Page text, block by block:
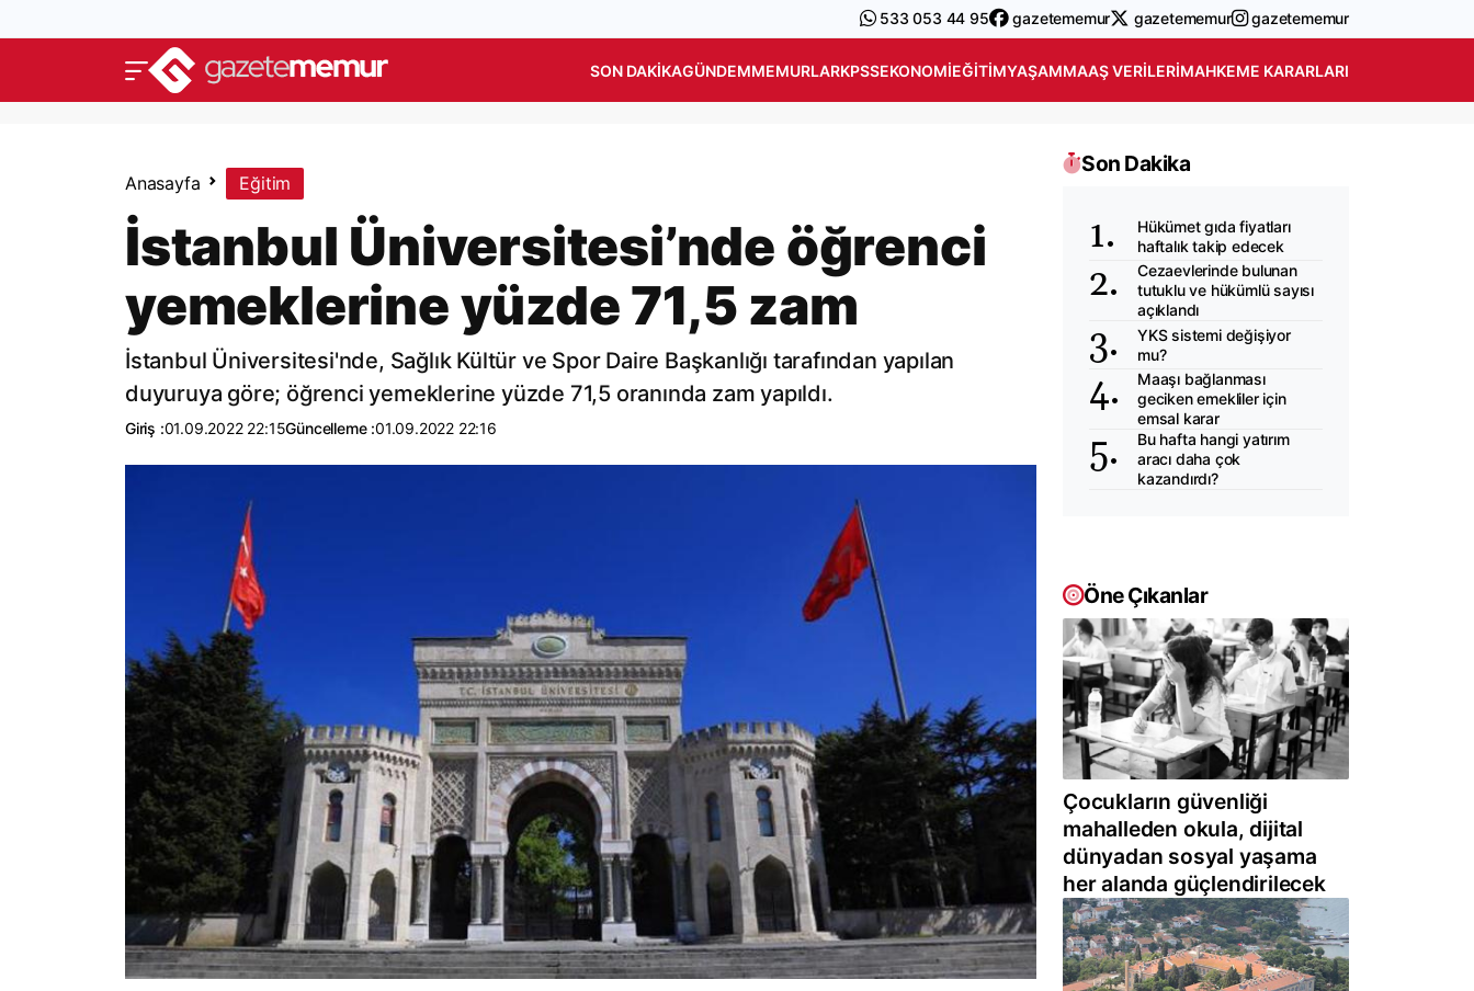
533 053 44 95 gazetememur gazetememur gazetememur
SON DAKIKAGÜNDEMMEMURLARKPSSEKONOMIEĞITIMYAŞAMMAAŞ VERILERIMAHKEME KARARLARI
Anasayfa Eğitim
İstanbul Üniversitesi’nde öğrenci
yemeklerine yüzde 71,5 zam
İstanbul Üniversitesi'nde, Sağlık Kültür ve Spor Daire Başkanlığı tarafından yapılan
duyuruya göre; öğrenci yemeklerine yüzde 71,5 oranında zam yapıldı.
Giriş :01.09.2022 22:15Güncelleme :01.09.2022 22:16
Son Dakika
Hükümet gıda fiyatları
haftalık takip edecek
Cezaevlerinde bulunan
tutuklu ve hükümlü sayısı
açıklandı
YKS sistemi değişiyor
mu?
Maaşı bağlanması
geciken emekliler için
emsal karar
Bu hafta hangi yatırım
aracı daha çok
kazandırdı?
Öne Çıkanlar
Çocukların güvenliği
mahalleden okula, dijital
dünyadan sosyal yaşama
her alanda güçlendirilecek